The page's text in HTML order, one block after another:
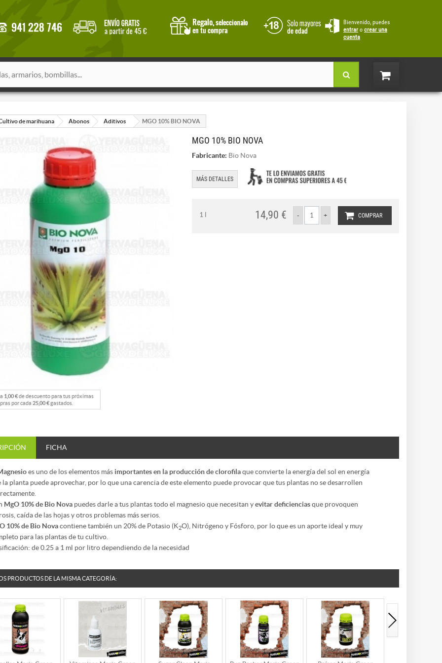
Bienvenido, puedes
entrar o crear una
cuenta
de marihuana Abonos Aditivos MGO 10% BIO NOVA
1,00 €de descuento para tus próximas
por cada 25,00 €gastados.
MGO 10% BIO NOVA
Fabricante: Bio Nova
MÁS DETALLES
1 l COMPRAR
14,90 €
FICHA
es uno de los elementos más importantes en la producción de clorofilaque convierte la energía del sol en energía
la planta puede aprovechar, por lo que una carencia de este elemento puede provocar que tus plantas no se desarrollen
MgO 10% de Bio Nova puedes darle a tus plantas todo el magnesio que necesitan yevitar deficienciasque provoquen
caída de las hojas y otros problemas más serios.
10% de Bio Novacontiene también un 20% de Potasio (K2O), Nitrógeno y Fósforo, por lo que es un aporte ideal y muy
para las plantas de tu cultivo.
de 0.25 a 1 ml por litro dependiendo de la necesidad
PRODUCTOS DE LA MISMA CATEGORÍA: